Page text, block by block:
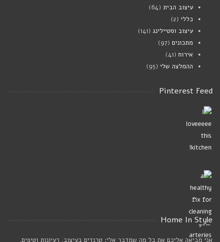
עיצוב הבית (64)
כללי (2)
עיצוב וסטיילינג (141)
מתכונים (97)
אירוח (41)
ההמלצה שלי (95)
Pinterest Feed
Home In Style
אני מביאה אליכם את כל מה שמדבר אלי: טרנדים בעיצוב, רעיונות וטיפים,